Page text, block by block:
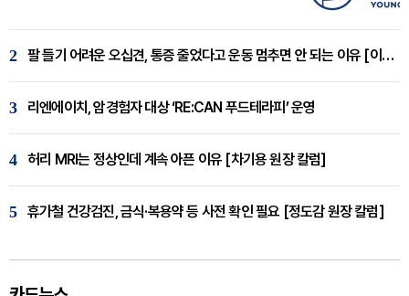
2 팔 들기 어려운 오십견, 통증 줄었다고 운동 멈추면 안 되는 이유 [이병욱 원장 칼럼]
3 리엔에이치, 암경험자 대상 ‘RE:CAN 푸드테라피’ 운영
4 허리 MRI는 정상인데 계속 아픈 이유 [차기용 원장 칼럼]
5 휴가철 건강검진, 금식·복용약 등 사전 확인 필요 [정도감 원장 칼럼]